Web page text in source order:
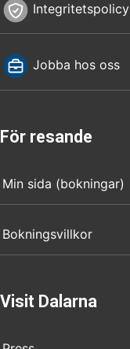
Integritetspolicy
Jobba hos oss
För resande
Min sida (bokningar)
Bokningsvillkor
Visit Dalarna